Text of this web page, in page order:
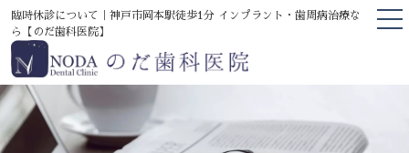
臨時休診について｜神戸市岡本駅徒歩1分 インプラント・歯周病治療な
ら【のだ歯科医院】
TOP
当院について
医院の案内